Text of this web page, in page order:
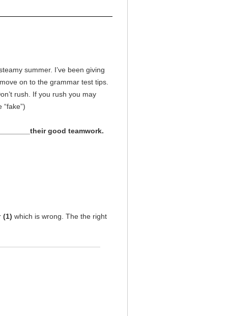
summer. I’ve been giving
on to the grammar test tips.
rush. If you rush you may
good teamwork.
(1) which is wrong. The the right